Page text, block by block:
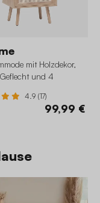
mit Holzdekor,
und 4
4.9 (17)
99,99 €